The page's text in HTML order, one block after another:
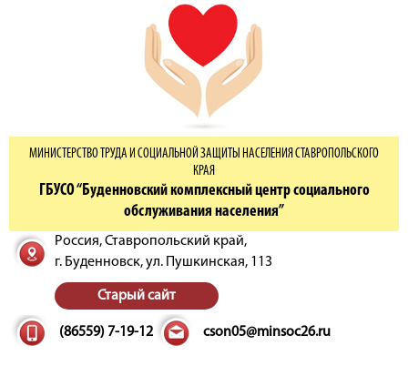
МИНИСТЕРСТВО ТРУДА И СОЦИАЛЬНОЙ ЗАЩИТЫ НАСЕЛЕНИЯ СТАВРОПОЛЬСКОГО
КРАЯ
ГБУСО “Буденновский комплексный центр социального
обслуживания населения”
Россия, Ставропольский край,
г. Буденновск,ул. Пушкинская, 113
Старый сайт
(86559) 7-19-12 cson05@minsoc26.ru